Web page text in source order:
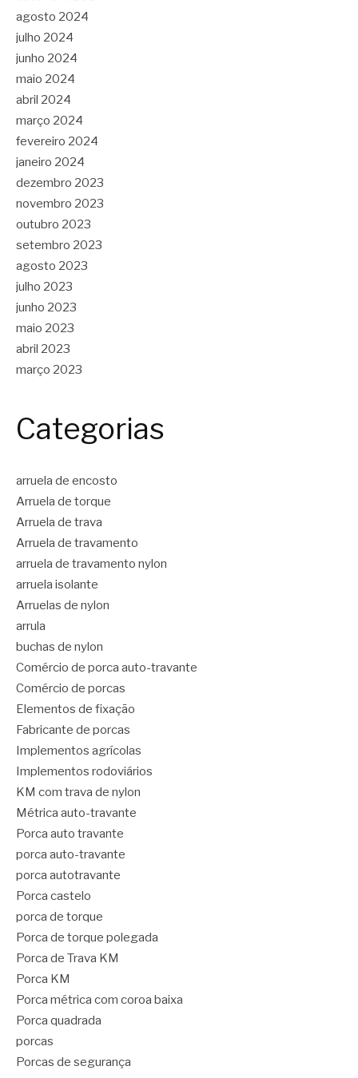
agosto 2024
julho 2024
junho 2024
maio 2024
abril 2024
março 2024
fevereiro 2024
janeiro 2024
dezembro 2023
novembro 2023
outubro 2023
setembro 2023
agosto 2023
julho 2023
junho 2023
maio 2023
abril 2023
março 2023
Categorias
arruela de encosto
Arruela de torque
Arruela de trava
Arruela de travamento
arruela de travamento nylon
arruela isolante
Arruelas de nylon
arrula
buchas de nylon
Comércio de porca auto-travante
Comércio de porcas
Elementos de fixação
Fabricante de porcas
Implementos agrícolas
Implementos rodoviários
KM com trava de nylon
Métrica auto-travante
Porca auto travante
porca auto-travante
porca autotravante
Porca castelo
porca de torque
Porca de torque polegada
Porca de Trava KM
Porca KM
Porca métrica com coroa baixa
Porca quadrada
porcas
Porcas de segurança